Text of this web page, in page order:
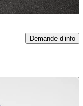
Demande d’info